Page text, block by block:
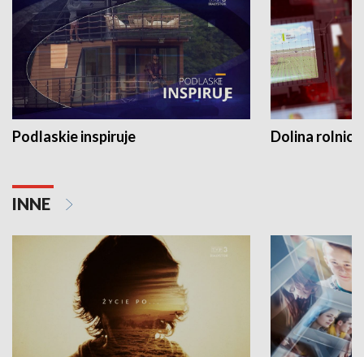
Podlaskie inspiruje Dolina
INNE